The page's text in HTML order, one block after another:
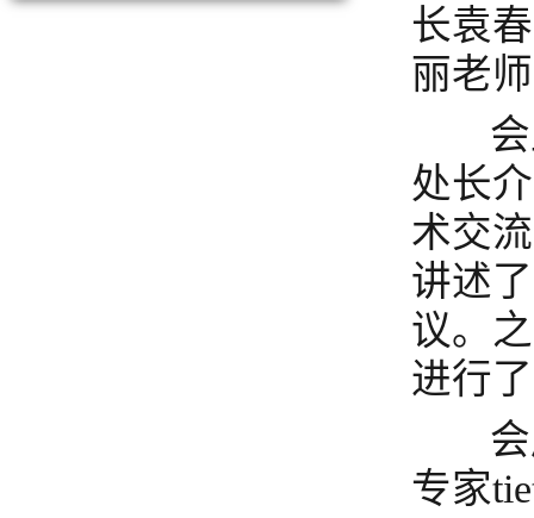
长袁
丽老
会
处长
术交
讲述
议。
进行
会
专家